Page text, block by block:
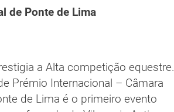
de Ponte de Lima
a Alta competição equestre.
Prémio Internacional – Câmara
de Lima é o primeiro evento